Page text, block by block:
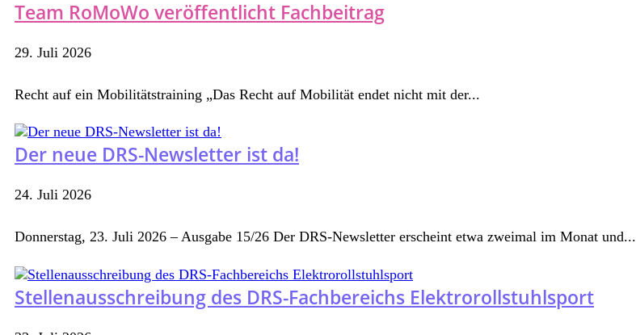
Team RoMoWo veröffentlicht Fachbeitrag
29. Juli 2026
Recht auf ein Mobilitätstraining „Das Recht auf Mobilität endet nicht mit der...
Der neue DRS-Newsletter ist da!
24. Juli 2026
Donnerstag, 23. Juli 2026 – Ausgabe 15/26 Der DRS-Newsletter erscheint etwa zweimal im Monat und...
Stellenausschreibung des DRS-Fachbereichs Elektrorollstuhlsport